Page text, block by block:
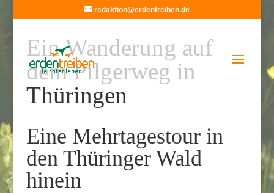
redaktion@erdentreiben.de
Ein Wanderung auf
dem Pilgerweg in
Thüringen
Eine Mehrtagestour in
den Thüringer Wald
hinein